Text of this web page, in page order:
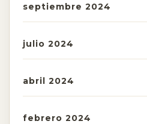
septiembre 2024
julio 2024
abril 2024
febrero 2024